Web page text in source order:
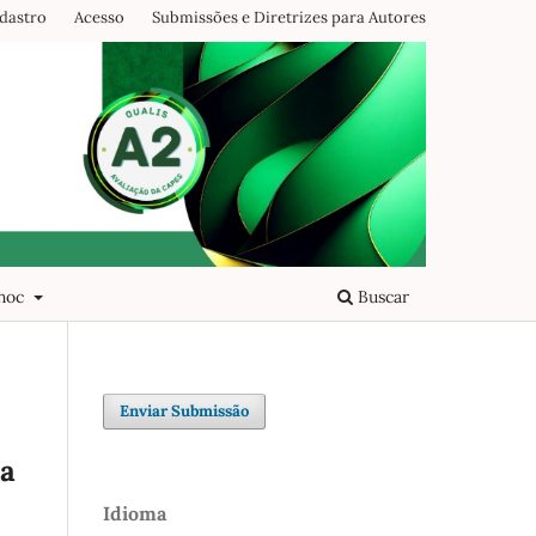
Buscar
Acesso Submissões e Diretrizes para Autores
Enviar Submissão
Idioma